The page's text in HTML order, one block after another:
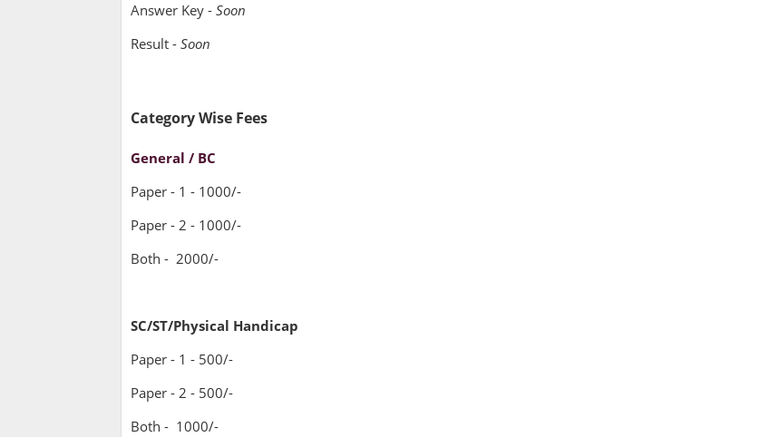
Answer Key - Soon
Result - Soon
Category Wise Fees
General / BC
Paper - 1 - 1000/-
Paper - 2 - 1000/-
Both - 2000/-
SC/ST/Physical Handicap
Paper - 1 - 500/-
Paper - 2 - 500/-
Both - 1000/-